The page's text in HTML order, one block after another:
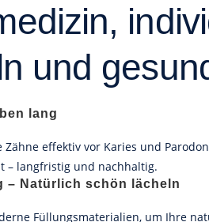
und
lang
effektiv vor Karies und
– langfristig und nachhaltig.
– Natürlich schön lächeln
Füllungsmaterialien, um Ihre